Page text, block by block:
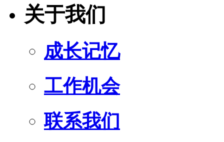
关于我们
成长记忆
工作机会
联系我们